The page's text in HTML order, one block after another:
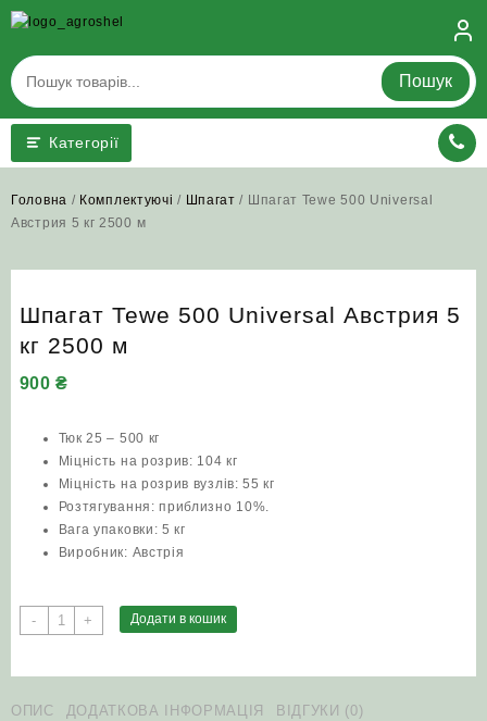
Skip
to
content
Пошук
Категорії
Головна / Комплектуючі / Шпагат / Шпагат Tewe 500 Universal
Австрия 5 кг 2500 м
Шпагат Tewe 500 Universal Австрия 5
кг 2500 м
900₴
Тюк 25 – 500 кг
Міцність на розрив: 104 кг
Міцність на розрив вузлів: 55 кг
Розтягування: приблизно 10%.
Вага упаковки: 5 кг
Виробник: Австрія
-
Шпагат
Tewe
Австрия
+ Додати в кошик
ОПИС ДОДАТКОВА ІНФОРМАЦІЯ ВІДГУКИ (0)